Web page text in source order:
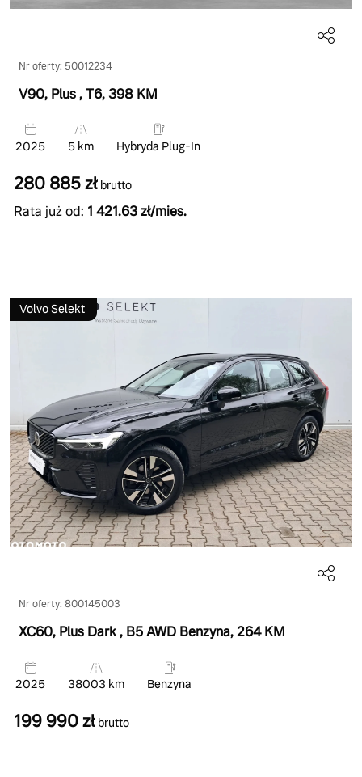
Nr oferty: 50012234
V90, Plus, T6, 398 KM
2025 5 km Hybryda Plug-In
280 885 zł brutto
Rata już od: 1 421.63 zł/mies.
Volvo Selekt
Nr oferty: 800145003
XC60, Plus Dark, B5 AWD Benzyna, 264 KM
2025 38003 km Benzyna
199 990 zł brutto